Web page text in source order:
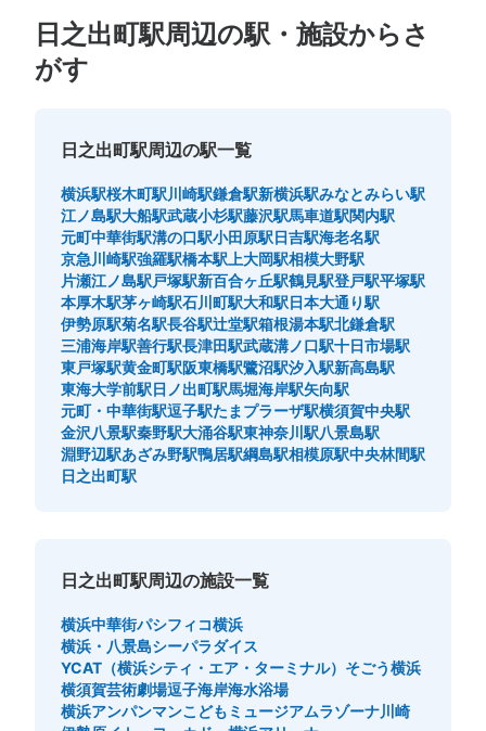
日之出町駅周辺の駅・施設からさ
がす
日之出町駅周辺の駅一覧
横浜駅桜木町駅川崎駅鎌倉駅新横浜駅みなとみらい駅
江ノ島駅大船駅武蔵小杉駅藤沢駅馬車道駅関内駅
元町中華街駅溝の口駅小田原駅日吉駅海老名駅
京急川崎駅強羅駅橋本駅 上大岡駅相模大野駅
片瀬江ノ島駅 戸塚駅新百合ヶ丘駅鶴見駅登戸駅平塚駅
本厚木駅茅ヶ崎駅石川町駅大和駅日本大通り駅
伊勢原駅菊名駅長谷駅辻堂駅箱根湯本駅北鎌倉駅
三浦海岸駅善行駅長津田駅武蔵溝ノ口駅十日市場駅
東戸塚駅黄金町駅阪東橋駅鷺沼駅汐入駅新高島駅
東海大学前駅日ノ出町駅馬堀海岸駅矢向駅
元町・中華街駅逗子駅たまプラーザ駅横須賀中央駅
金沢八景駅秦野駅大涌谷駅東神奈川駅八景島駅
淵野辺駅あざみ野駅鴨居駅綱島駅相模原駅中央林間駅
日之出町駅
日之出町駅周辺の施設一覧
横浜中華街パシフィコ横浜
横浜・八景島シーパラダイス
YCAT（横浜シティ・エア・ターミナル） そごう横浜
横須賀芸術劇場逗子海岸海水浴場
横浜アンパンマンこどもミュージアムラゾーナ川崎